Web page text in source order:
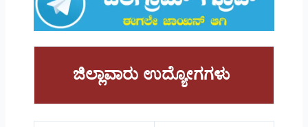
ಜಿಲ್ಲಾವಾರು ಉದ್ಯೋಗಗಳು